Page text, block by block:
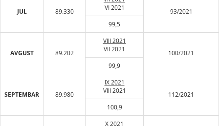
JUL 89.330
VI 2021
93/2021
99,5
AVGUST 89.202
VIII 2021
VII 2021
100/2021
99,9
SEPTEMBAR 89.980
IX 2021
VIII 2021
112/2021
100,9
X 2021